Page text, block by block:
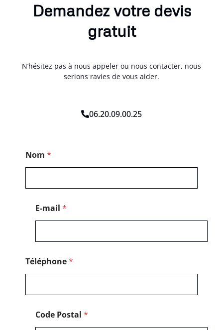
Demandez votre devis
gratuit
N’hésitez pas à nous appeler ou nous contacter, nous
serions ravies de vous aider.
06.20.09.00.25
Nom *
E-mail *
Téléphone*
Code Postal *